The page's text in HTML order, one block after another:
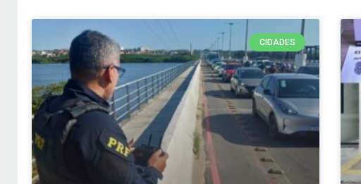
CIDADES